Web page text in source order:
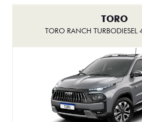
FALE AGORA: (61)
De: R$
Ver oferta
TORO
TORO RANCH TURBODIESEL